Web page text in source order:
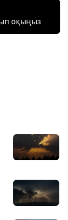
оқыңыз